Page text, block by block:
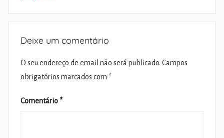
Deixe um comentário
O seu endereço de email não será publicado. Campos
obrigatórios marcados com *
Comentário *